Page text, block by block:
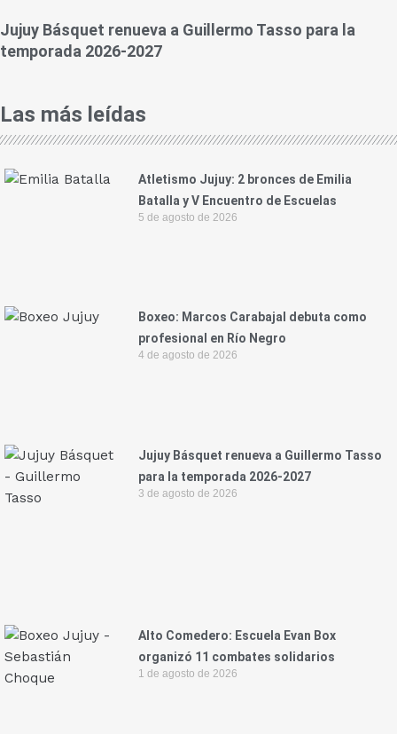
Jujuy Básquet renueva a Guillermo Tasso para la
temporada 2026-2027
Las más leídas
Atletismo Jujuy: 2 bronces de Emilia
Batalla y V Encuentro de Escuelas
5 de agosto de 2026
Boxeo: Marcos Carabajal debuta como
profesional en Río Negro
4 de agosto de 2026
Jujuy Básquet renueva a Guillermo Tasso
para la temporada 2026-2027
3 de agosto de 2026
Alto Comedero: Escuela Evan Box
organizó 11 combates solidarios
1 de agosto de 2026